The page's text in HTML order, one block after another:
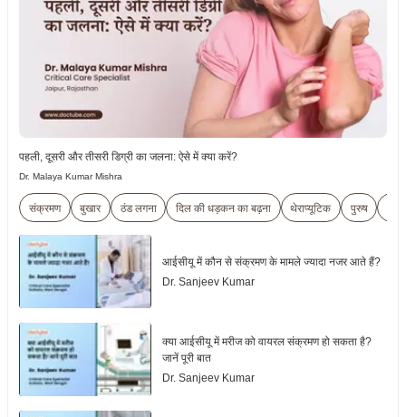
पहली, दूसरी और तीसरी डिग्री का जलना: ऐसे में क्या करें?
Dr. Malaya Kumar Mishra
संक्रमण बुखार ठंड लगना दिल की धड़कन का बढ़ना थेराप्यूटिक पुरुष
आईसीयू में कौन से संक्रमण के मामले ज्यादा नजर आते हैं?
Dr. Sanjeev Kumar
क्या आईसीयू में मरीज को वायरल संक्रमण हो सकता है?
जानें पूरी बात
Dr. Sanjeev Kumar